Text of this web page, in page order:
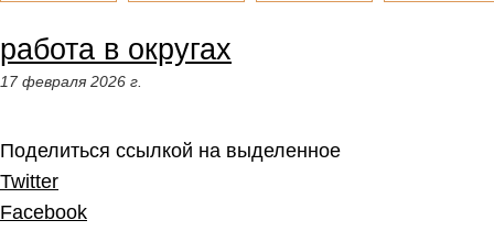
работа в округах
17 февраля 2026 г.
Поделиться ссылкой на выделенное
Twitter
Facebook